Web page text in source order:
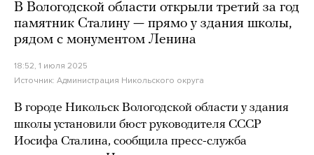
В Вологодской области открыли третий за год
памятник Сталину — прямо у здания школы,
рядом с монументом Ленина
18:52, 1 июля 2025
Источник: Администрация Никольского округа
В городе Никольск Вологодской области у здания
школы установили бюст руководителя СССР
Иосифа Сталина, сообщила пресс-служба